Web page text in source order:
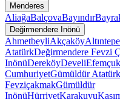
Menderes
AliağaBalçovaBayındır
Değirmendere Inönü
AhmetbeyliAkçaköyAltıntepe
AtatürkDeğirmendere Fevzi
InönüDereköyDeveli
CumhuriyetGümüldür Atatürk
FevziçakmakGümüldür
InönüHürriyetKarakuyu